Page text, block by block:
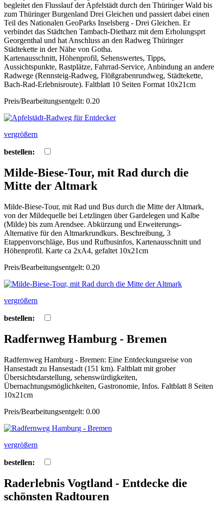
begleitet den Flusslauf der Apfelstädt durch den Thüringer Wald bis
zum Thüringer Burgenland Drei Gleichen und passiert dabei einen
Teil des Nationalen GeoParks Inselsberg - Drei Gleichen. Er
verbindet das Städtchen Tambach-Dietharz mit dem Erholungsprt
Georgenthal und hat Anschluss an den Radweg Thüringer
Städtekette in der Nähe von Gotha.
Kartenausschnitt, Höhenprofil, Sehenswertes, Tipps,
Aussichtspunkte, Rastplätze, Fahrrad-Service, Anbindung an andere
Radwege (Rennsteig-Radweg, Flößgrabenrundweg, Städtekette,
Bach-Rad-Erlebnisroute). Faltblatt 10 Seiten Format 10x21cm
Preis/Bearbeitungsentgelt: 0.20
vergrößern
bestellen:
Milde-Biese-Tour, mit Rad durch die
Mitte der Altmark
Milde-Biese-Tour, mit Rad und Bus durch die Mitte der Altmark,
von der Mildequelle bei Letzlingen über Gardelegen und Kalbe
(Milde) bis zum Arendsee. Abkürzung und Erweiterungs-
Alternative für den Altmarkrundkurs. Beschreibung, 3
Etappenvorschläge, Bus und Rufbusinfos, Kartenausschnitt und
Höhenprofil. Karte ca 2xA4, gefaltet 10x21cm
Preis/Bearbeitungsentgelt: 0.20
vergrößern
bestellen:
Radfernweg Hamburg - Bremen
Radfernweg Hamburg - Bremen: Eine Entdeckungsreise von
Hansestadt zu Hansestadt (151 km). Faltblatt mit grober
Übersichtsdarstellung, sehenswürdigkeiten,
Übernachtungsmöglichkeiten, Gastronomie, Infos. Faltblatt 8 Seiten
10x21cm
Preis/Bearbeitungsentgelt: 0.00
vergrößern
bestellen:
Raderlebnis Vogtland - Entdecke die
schönsten Radtouren